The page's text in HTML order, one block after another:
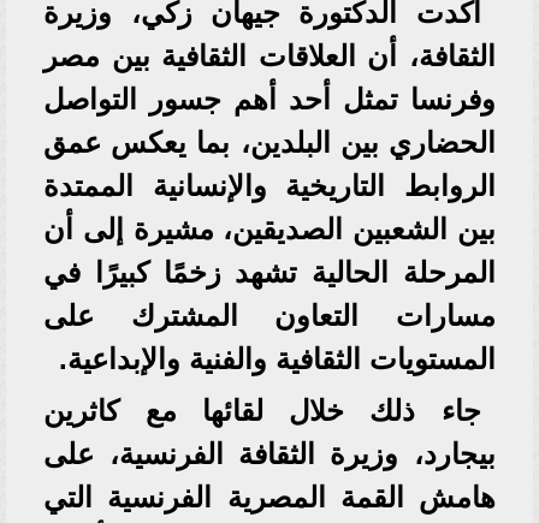
أكدت الدكتورة جيهان زكي، وزيرة
الثقافة، أن العلاقات الثقافية بين مصر
وفرنسا تمثل أحد أهم جسور التواصل
الحضاري بين البلدين، بما يعكس عمق
الروابط التاريخية والإنسانية الممتدة
بين الشعبين الصديقين، مشيرة إلى أن
المرحلة الحالية تشهد زخمًا كبيرًا في
مسارات التعاون المشترك على
المستويات الثقافية والفنية والإبداعية.
جاء ذلك خلال لقائها مع كاثرين
بيجارد، وزيرة الثقافة الفرنسية، على
هامش القمة المصرية الفرنسية التي